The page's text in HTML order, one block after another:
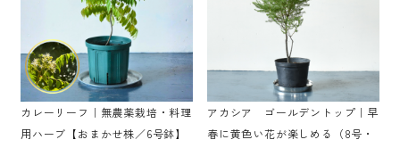
カレーリーフ｜無農薬栽培・料理
用ハーブ【おまかせ株／6号鉢】
アカシア ゴールデントップ｜早
春に黄色い花が楽しめる（8号・